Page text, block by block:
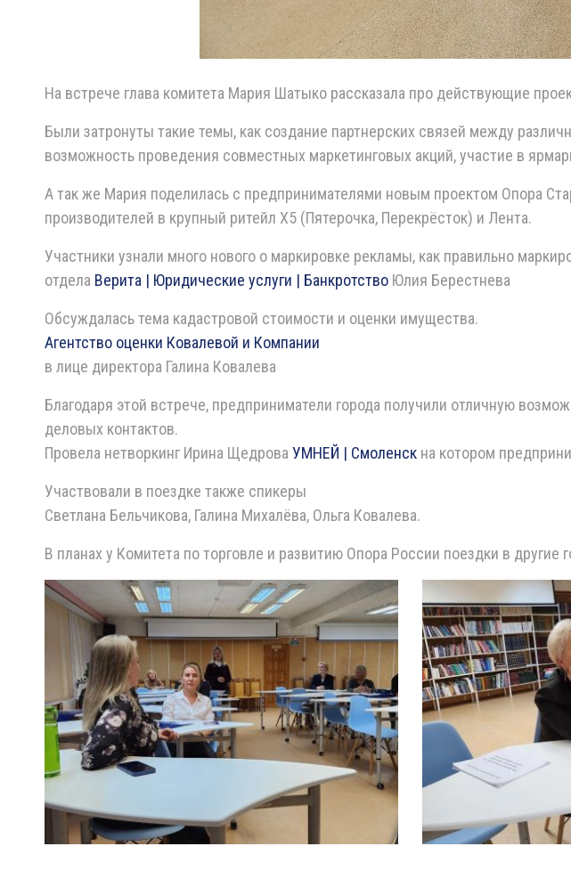
На встрече глава комитета Мария Шатыко рассказала про действующие
Были затронуты такие темы, как создание партнерских связей между
возможность проведения совместных маркетинговых акций, участие в
А так же Мария поделилась с предпринимателями новым проектом Опора
производителей в крупный ритейл Х5 (Пятерочка, Перекрёсток) и Лента.
Участники узнали много нового о маркировке рекламы, как правильно
отдела Верита | Юридические услуги | Банкротство Юлия Берестнева
Обсуждалась тема кадастровой стоимости и оценки имущества.
Агентство оценки Ковалевой и Компании
в лице директора Галина Ковалева
Благодаря этой встрече, предприниматели города получили отличную
деловых контактов.
Провела нетворкинг Ирина Щедрова УМНЕЙ | Смоленск на котором
Участвовали в поездке также спикеры
Светлана Бельчикова, Галина Михалёва, Ольга Ковалева.
В планах у Комитета по торговле и развитию Опора России поездки в другие